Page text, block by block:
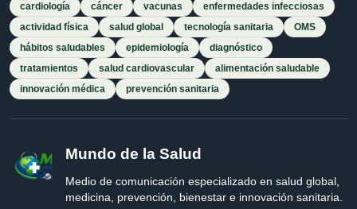
cardiología
cáncer vacunas
enfermedades infecciosas
actividad física
salud global tecnología sanitaria
OMS
hábitos saludables
epidemiología
diagnóstico
tratamientos
salud cardiovascular
alimentación saludable
innovación médica
prevención sanitaria
Mundo de la Salud
Medio de comunicación especializado en salud global,
medicina, prevención, bienestar e innovación sanitaria.